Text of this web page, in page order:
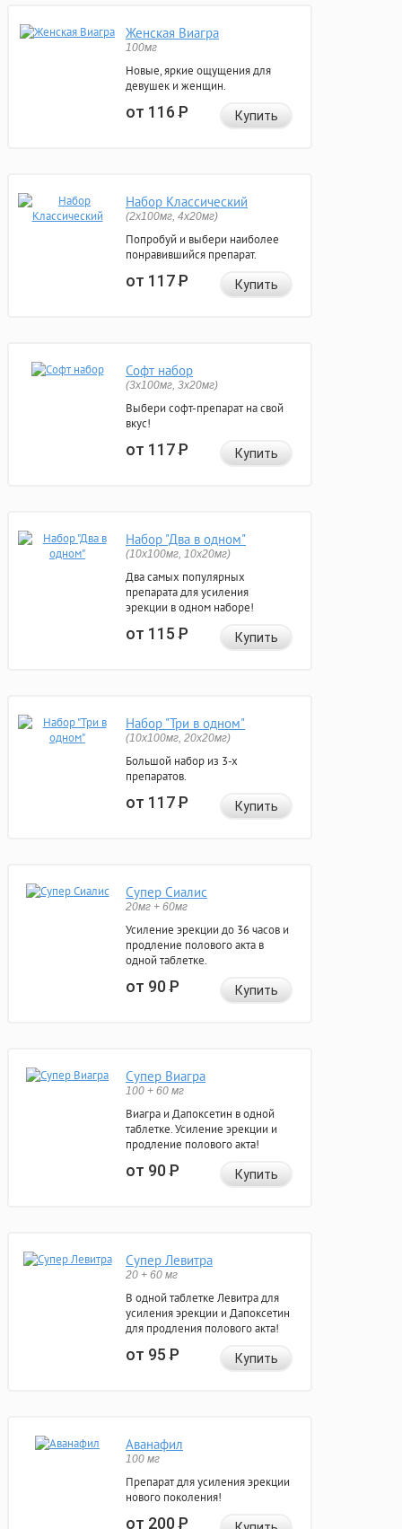
Женская Виагра
100мг
Новые, яркие ощущения для
девушек и женщин.
от 116Р Купить
Набор Классический
(2x100мг, 4x20мг)
Попробуй и выбери наиболее
понравившийся препарат.
от 117Р Купить
Софт набор
(3x100мг, 3x20мг)
Выбери софт-препарат на свой
вкус!
от 117Р Купить
Набор "Два в одном"
(10x100мг, 10x20мг)
Два самых популярных
препарата для усиления
эрекции в одном наборе!
от 115Р Купить
Набор "Три в одном"
(10x100мг, 20x20мг)
Большой набор из 3-х
препаратов.
от 117Р Купить
Супер Сиалис
20мг + 60мг
Усиление эрекции до 36 часов и
продление полового акта в
одной таблетке.
от 90Р Купить
Супер Виагра
100 + 60 мг
Виагра и Дапоксетин в одной
таблетке. Усиление эрекции и
продление полового акта!
от 90Р Купить
Супер Левитра
20 + 60 мг
В одной таблетке Левитра для
усиления эрекции и Дапоксетин
для продления полового акта!
от 95Р Купить
Аванафил
100 мг
Препарат для усиления эрекции
нового поколения!
от 200Р